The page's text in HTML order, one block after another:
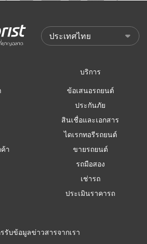
า
บริการ
ข้อเสนอรถยนต์
ประกันภัย
สินเชื่อและเอกสาร
ไดเรกทอรีรถยนต์
ขายรถยนต์
รถมือสอง
เช่ารถ
ประเมินราคารถ
รับข้อมูลข่าวสารจากเรา